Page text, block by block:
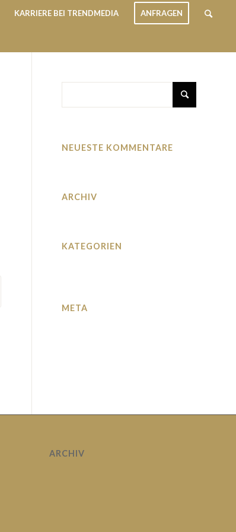
KARRIERE BEI TRENDMEDIA ANFRAGEN
NEUESTE KOMMENTARE
ARCHIV
KATEGORIEN
META
ARCHIV